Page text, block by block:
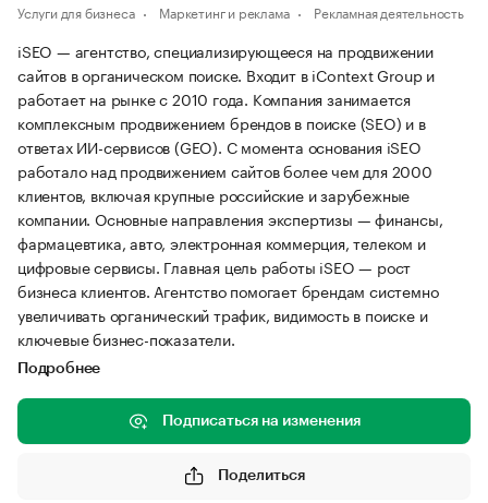
Услуги для бизнеса Маркетинг и реклама Рекламная деятельность
iSEO — агентство, специализирующееся на продвижении
сайтов в органическом поиске. Входит в iContext Group и
работает на рынке с 2010 года. Компания занимается
комплексным продвижением брендов в поиске (SEO) и в
ответах ИИ-сервисов (GEO). С момента основания iSEO
работало над продвижением сайтов более чем для 2000
клиентов, включая крупные российские и зарубежные
компании. Основные направления экспертизы — финансы,
фармацевтика, авто, электронная коммерция, телеком и
цифровые сервисы. Главная цель работы iSEO — рост
бизнеса клиентов. Агентство помогает брендам системно
увеличивать органический трафик, видимость в поиске и
ключевые бизнес-показатели.
Подробнее
Подписаться на изменения
Поделиться